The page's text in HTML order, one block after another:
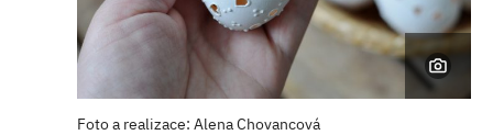
Foto a realizace: Alena Chovancová